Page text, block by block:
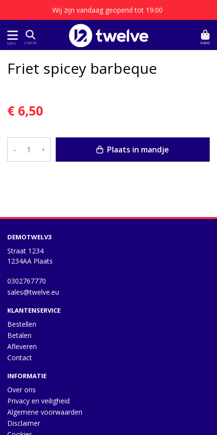
Wij zijn vandaag geopend tot 19:00
MENU ZOEKEN MAND
Friet spicey barbeque
€ 6,50
– + Plaats in mandje
DEMOTWELV3
Straat 1234
1234AA Plaats
0302767770
sales@twelve.eu
KLANTENSERVICE
Bestellen
Betalen
Afleveren
Contact
INFORMATIE
Over ons
Privacy en veiligheid
Algemene voorwaarden
Disclaimer